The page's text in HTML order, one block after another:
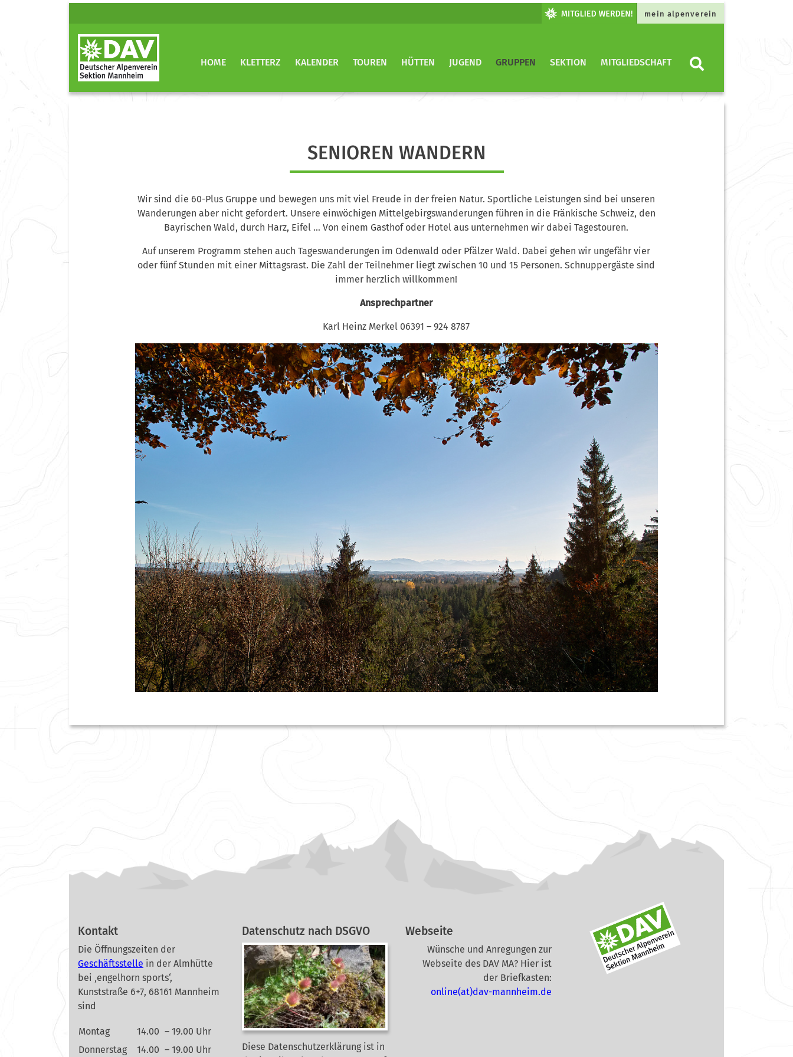
mein alpenverein
HOME KLETTERZ KALENDER TOUREN HÜTTEN JUGEND GRUPPEN SEKTION MITGLIEDSCHAFT
SENIOREN WANDERN
Wir sind die 60-Plus Gruppe und bewegen uns mit viel Freude in der freien Natur. Sportliche Leistungen sind bei unseren
Wanderungen aber nicht gefordert. Unsere einwöchigen Mittelgebirgswanderungen führen in die Fränkische Schweiz, den
Bayrischen Wald, durch Harz, Eifel … Von einem Gasthof oder Hotel aus unternehmen wir dabei Tagestouren.
Auf unserem Programm stehen auch Tageswanderungen im Odenwald oder Pfälzer Wald. Dabei gehen wir ungefähr vier
oder fünf Stunden mit einer Mittagsrast. Die Zahl der Teilnehmer liegt zwischen 10 und 15 Personen. Schnuppergäste sind
immer herzlich willkommen!
Ansprechpartner
Karl Heinz Merkel 06391 – 924 8787
Kontakt
Die Öffnungszeiten der
Geschäftsstelle in der Almhütte
bei ‚engelhorn sports‘,
Kunststraße 6+7, 68161 Mannheim
sind
Montag 14.00 – 19.00 Uhr
Donnerstag
14.00 – 19.00 Uhr
Datenschutz nach DSGVO
Diese Datenschutzerklärung ist in
Webseite
Wünsche und Anregungen zur
Webseite des DAV MA? Hier ist
der Briefkasten:
online(at)dav-mannheim.de